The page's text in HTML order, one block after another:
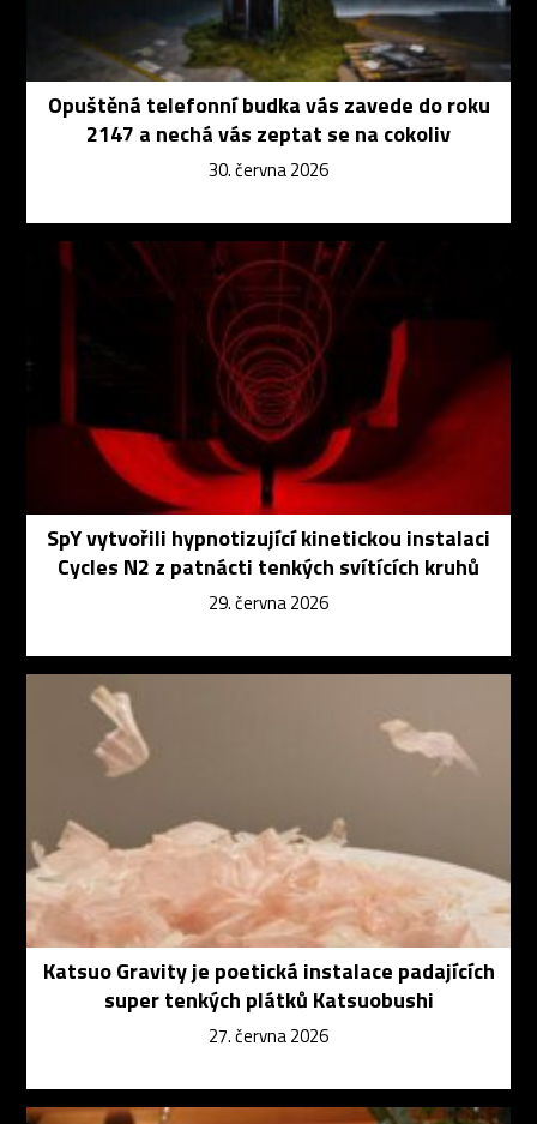
Opuštěná telefonní budka vás zavede do roku
2147 a nechá vás zeptat se na cokoliv
30. června 2026
SpY vytvořili hypnotizující kinetickou instalaci
Cycles N2 z patnácti tenkých svítících kruhů
29. června 2026
Katsuo Gravity je poetická instalace padajících
super tenkých plátků Katsuobushi
27. června 2026